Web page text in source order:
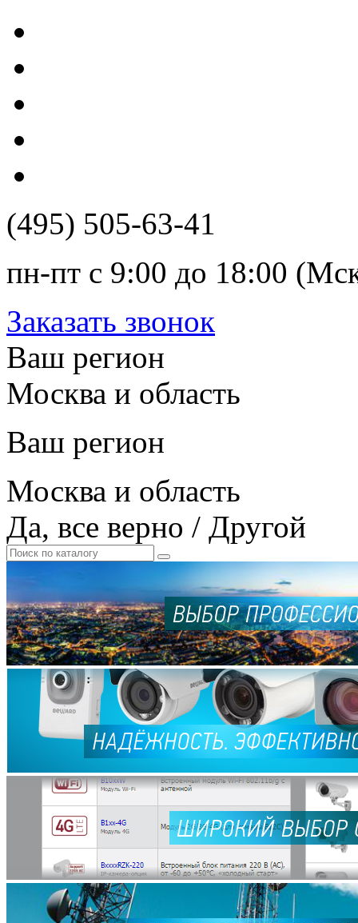
(495) 505-63-41
пн-пт с 9:00 до 18:00
Заказать звонок
Ваш регион
Москва и область
Ваш регион
Москва и область
Да, все верно / Другой